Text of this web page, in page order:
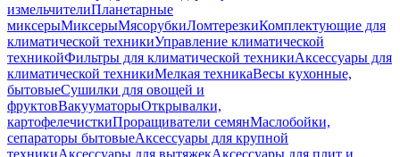
измельчителиПланетарные
миксерыМиксерыМясорубкиЛомтерезкиКомплектующие для
климатической техникиУправление климатической
техникойФильтры для климатической техникиАксессуары для
климатической техникиМелкая техникаВесы кухонные,
бытовыеСушилки для овощей и
фруктовВакууматорыОткрывалки,
картофелечисткиПроращиватели семянМаслобойки,
сепараторы бытовыеАксессуары для крупной
техникиАксессуары для вытяжекАксессуары для плит и